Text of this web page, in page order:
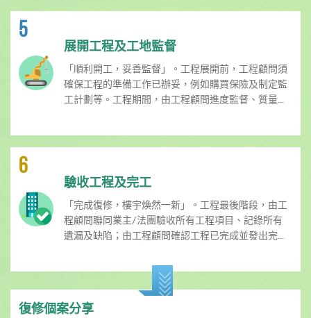
5
展開工程及工地監督
「順利開工，妥善監督」。工程展開前，工程顧問須
確保工程的準備工作已辦妥，例如購買保險及制定監
工計劃等。工程期間，由工程顧問進度監督、質量...
6
驗收工程及完工
「完成復修，樓宇煥然一新」。工程最後階段，由工
程顧問聯同業主/法團驗收所有工程項目、記錄所有
遺漏及缺陷；由工程顧問確認工程已完成並發出完...
復修個案分享